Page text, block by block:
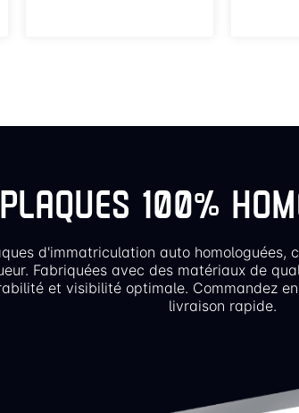
PLAQUES 100%
d'immatriculation auto homologuées,
Fabriquées avec des matériaux de
et visibilité optimale. Commandez
livraison rapide.